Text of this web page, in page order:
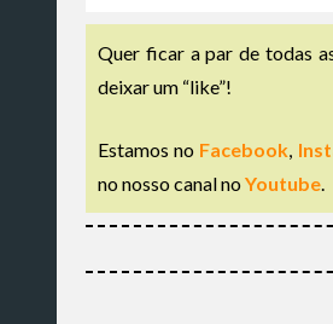
Quer ficar a par de todas
deixar um “like”!
Estamos no Facebook
no nosso canal noYoutube